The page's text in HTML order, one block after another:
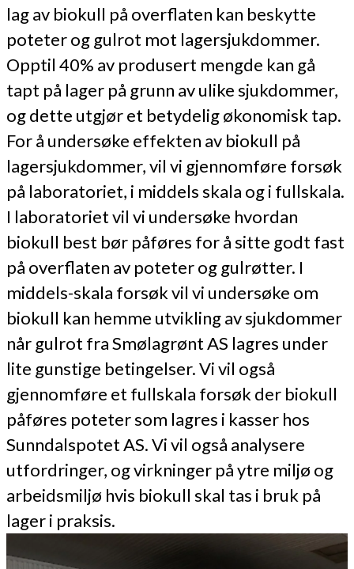
lag av biokull på overflaten kan beskytte
poteter og gulrot mot lagersjukdommer.
Opptil 40% av produsert mengde kan gå
tapt på lager på grunn av ulike sjukdommer,
og dette utgjør et betydelig økonomisk tap.
For å undersøke effekten av biokull på
lagersjukdommer, vil vi gjennomføre forsøk
på laboratoriet, i middels skala og i fullskala.
I laboratoriet vil vi undersøke hvordan
biokull best bør påføres for å sitte godt fast
på overflaten av poteter og gulrøtter. I
middels-skala forsøk vil vi undersøke om
biokull kan hemme utvikling av sjukdommer
når gulrot fra Smølagrønt AS lagres under
lite gunstige betingelser. Vi vil også
gjennomføre et fullskala forsøk der biokull
påføres poteter som lagres i kasser hos
Sunndalspotet AS. Vi vil også analysere
utfordringer, og virkninger på ytre miljø og
arbeidsmiljø hvis biokull skal tas i bruk på
lager i praksis.